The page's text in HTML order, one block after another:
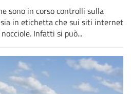
sono in corso controlli sulla
in etichetta che sui siti internet
Infatti si può...